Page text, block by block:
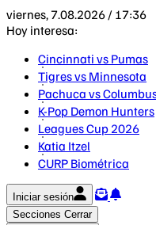
viernes, 7.08.2026 / 17:36
Hoy interesa:
Cincinnati vs Pumas
Tigres vs Minnesota
Pachuca vs
K-Pop Demon Hunters
Leagues Cup 2026
Katia Itzel
CURP Biométrica
Iniciar sesión
Secciones Cerrar